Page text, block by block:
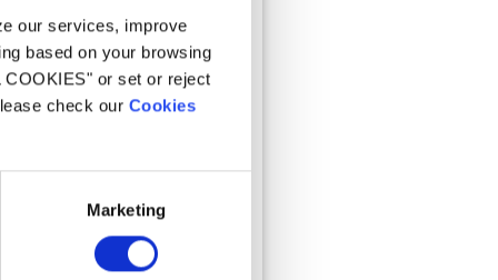
our services, improve
based on your browsing
or set or reject
check our Cookies
Marketing